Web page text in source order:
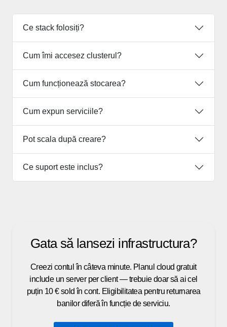
Ce stack folosiți?
Cum îmi accesez clusterul?
Cum funcționează stocarea?
Cum expun serviciile?
Pot scala după creare?
Ce suport este inclus?
Gata să lansezi infrastructura?
Creezi contul în câteva minute. Planul cloud gratuit
include un server per client — trebuie doar să ai cel
puțin 10 € sold în cont. Eligibilitatea pentru returnarea
banilor diferă în funcție de serviciu.